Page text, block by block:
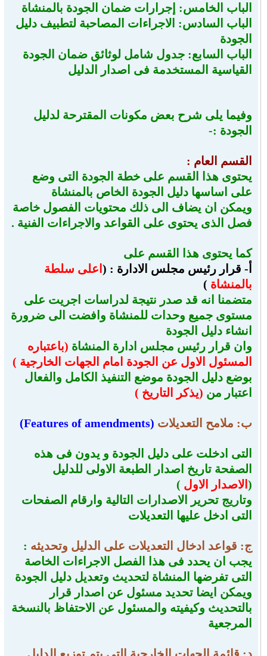
الباب الخامس: إجرارات ضمان الجودة بالمنشاة
الباب السادس: الاجراءات المصاحبة لتطبيف دليل
الجودة
الباب السابع: جدول شامل لوثائق ضمان الجودة
القياسية المستخدمة فى اصدار الدليل
وفيما يلى شرح بعض مكونات المقترحة لدليل
الجودة :-
القسم العام :
يحتوى هذا القسم على خطة الجودة التى وضع
على اساسها دليل الجودة الخاص بالمنشاة
ويمكن ان يضاف الى ذلك محتويات الفصول خاصة
فصل الذى يحتوى على القواعد والاجراءات الفنية .
كما يحتوى هذا القسم على
أ‌- قرار رئيس مجلس الادارة : ( اعلى سلطة
بالمنشاة )
متضمنا انه قد صدر نتيجة لدراسات اجريت على
مستوى جميع وحدات للمنشاة وافضت الى ضرورة
انشاء دليل الجودة
وان قرار رئيس مجلس ادارة المنشاة (باعتباره
المسئول الاول عن الجودة امام الجهات الخارجية )
بوضع دليل الجودة موضع التنفيذ الكامل والفعال
اعتبار من (يذكر التاريخ )
ب: ملامح التعديلات (
Features of amendments
)
التى ادخلت على دليل الجودة و يدون فى هذه
الصفحة تاريخ اصدار الطبعة الاولى للدليل
( الاصدار الاول )
وتاريج تحرير الاصدارات التالية وارقام الصفحات
التى ادخل عليها التعديلات
ج: قواعد ادخال التعديلات على الدليل وتحديثه :
يجب ان يحدد فى هذا الفصل الاجراءات الخاصة
التى تفرضها المنشاة لتحديث وتعديل دليل الجودة
ويمكن ايضا تحديد مسئول عن اصدار قرار
بالتحديث وكيفيته والمسئول عن الاحتفاظ بالنسخة
المرجعية